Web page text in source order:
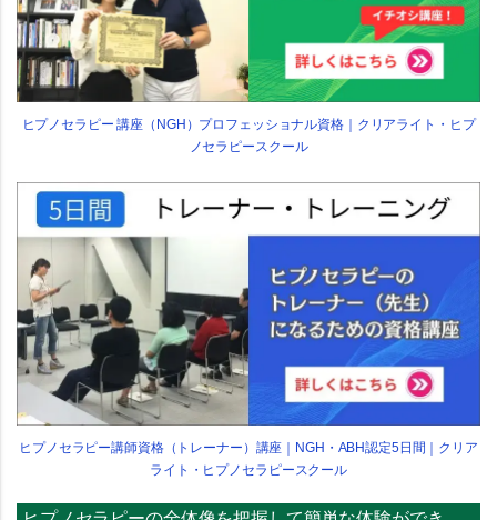
ヒプノセラピー 講座（NGH）プロフェッショナル資格｜クリアライト・ヒプ
ノセラピースクール
ヒプノセラピー講師資格（トレーナー）講座｜NGH・ABH認定5日間｜クリア
ライト・ヒプノセラピースクール